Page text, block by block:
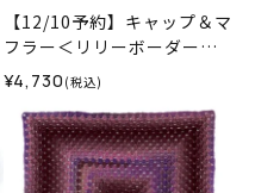
【12/10予約】キャップ＆マ
フラー＜リリーボーダーグ
ラン10BE＞（編み物 材料セ
ット）
¥4,730 (税込)